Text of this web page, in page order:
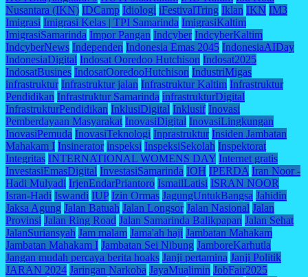
Nusantara (IKN) IDCamp Idiologi iFestivalTring Iklan IKN IM3
Imigrasi Imigrasi Kelas | TPI Samarinda ImigrasiKaltim
ImigrasiSamarinda Impor Pangan Indcyber IndcyberKaltim
IndcyberNews Independen Indonesia Emas 2045 IndonesiaAIDay
IndonesiaDigital Indosat Ooredoo Hutchison Indosat2025
IndosatBusines IndosatOoredooHutchison IndustriMigas
infrastruktur Infrastruktur jalan Infrastruktur Kaltim Infrastruktur
Pendidikan Infrastruktur Samarinda infrastrukturDigital
InfrastrukturPendidikan InklusiDigital Inklusif Inovasi
Pemberdayaan Masyarakat InovasiDigital InovasiLingkungan
InovasiPemuda InovasiTeknologi Inprastruktur Insiden Jambatan
Mahakam I Insinerator inspeksi InspeksiSekolah Inspektorat
Integritas INTERNATIONAL WOMENS DAY Internet gratis
InvestasiEmasDigital InvestasiSamarinda IOH IPERDA Iran Noor -
Hadi Mulyadi IrjenEndarPriantoro IsmailLatisi ISRAN NOOR
Isran-Hadi Iswandi IUP Izin Ormas JagungUntukBangsa Jahidin
Jaksa Agung Jalan Batuah Jalan Longsor Jalan Nasional Jalan
Provinsi Jalan Ring Road Jalan Samarinda Balikpapan Jalan Sehat
JalanSuriansyah Jam malam Jama'ah haji Jambatan Mahakam
Jambatan Mahakam I Jambatan Sei Nibung JamboreKarhutla
Jangan mudah percaya berita hoaks Janji pertamina Janji Politik
JARAN 2024 Jaringan Narkoba JayaMualimin JobFair2025